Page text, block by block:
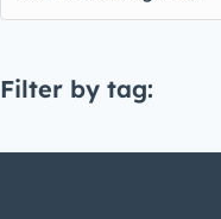
Filter by tag: